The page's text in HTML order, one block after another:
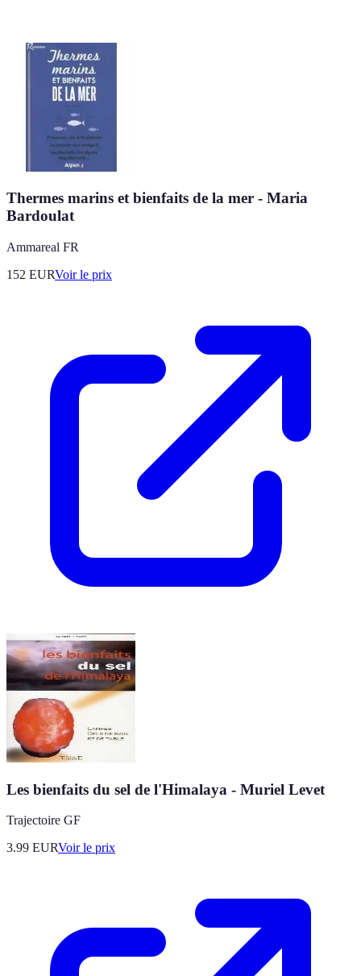
Thermes marins et bienfaits de la mer - Maria
Bardoulat
Ammareal FR
152 EURVoir le prix
Les bienfaits du sel de l'Himalaya - Muriel Levet
Trajectoire GF
3.99 EURVoir le prix